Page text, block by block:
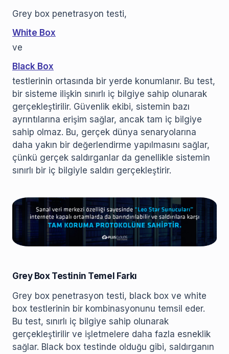
Grey box penetrasyon testi,
White Box
ve
Black Box
testlerinin ortasında bir yerde konumlanır. Bu test,
bir sisteme ilişkin sınırlı iç bilgiye sahip olunarak
gerçekleştirilir. Güvenlik ekibi, sistemin bazı
ayrıntılarına erişim sağlar, ancak tam iç bilgiye
sahip olmaz. Bu, gerçek dünya senaryolarına
daha yakın bir değerlendirme yapılmasını sağlar,
çünkü gerçek saldırganlar da genellikle sistemin
sınırlı bir iç bilgiyle saldırı gerçekleştirir.
Grey Box Testinin Temel Farkı
Grey box penetrasyon testi, black box ve white
box testlerinin bir kombinasyonunu temsil eder.
Bu test, sınırlı iç bilgiye sahip olunarak
gerçekleştirilir ve işletmelere daha fazla esneklik
sağlar. Black box testinde olduğu gibi, saldırganın